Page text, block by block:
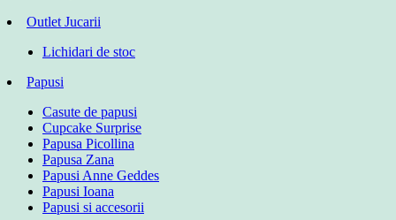
Outlet Jucarii
Lichidari de stoc
Papusi
Casute de papusi
Cupcake Surprise
Papusa Picollina
Papusa Zana
Papusi Anne Geddes
Papusi Ioana
Papusi si accesorii